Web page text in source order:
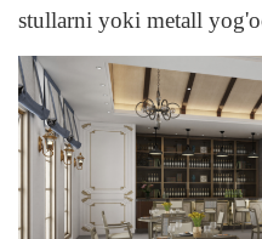
stullarni yoki metall